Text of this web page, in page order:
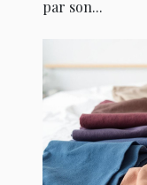
par son...